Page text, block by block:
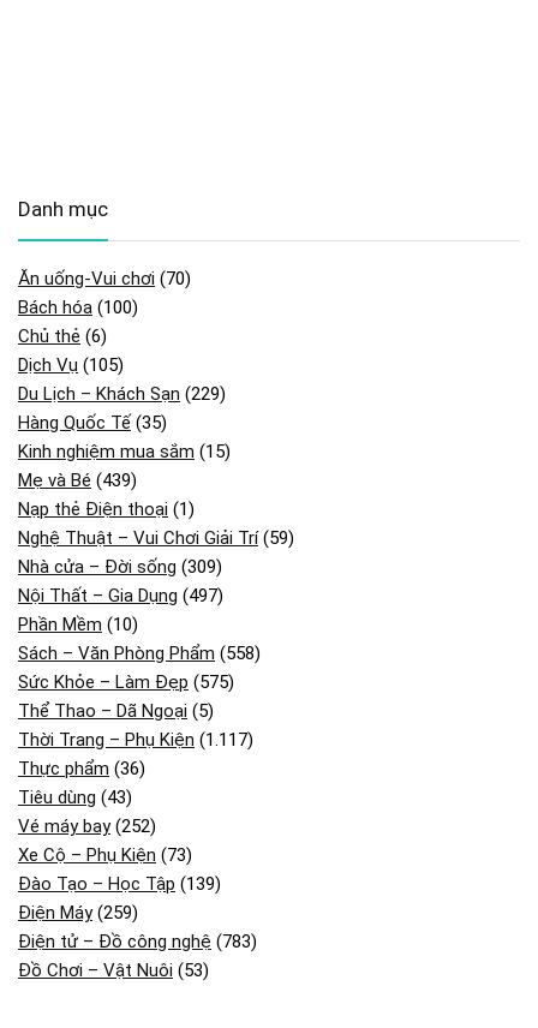
Danh mục
Ăn uống-Vui chơi (70)
Bách hóa (100)
Chủ thẻ (6)
Dịch Vụ (105)
Du Lịch – Khách Sạn (229)
Hàng Quốc Tế (35)
Kinh nghiệm mua sắm (15)
Mẹ và Bé (439)
Nạp thẻ Điện thoại (1)
Nghệ Thuật – Vui Chơi Giải Trí(59)
Nhà cửa – Đời sống (309)
Nội Thất – Gia Dụng (497)
Phần Mềm (10)
Sách – Văn Phòng Phẩm (558)
Sức Khỏe – Làm Đẹp (575)
Thể Thao – Dã Ngoại (5)
Thời Trang – Phụ Kiện (1.117)
Thực phẩm (36)
Tiêu dùng (43)
Vé máy bay(252)
Xe Cộ – Phụ Kiện (73)
Đào Tạo – Học Tập (139)
Điện Máy(259)
Điện tử – Đồ công nghệ (783)
Đồ Chơi – Vật Nuôi (53)